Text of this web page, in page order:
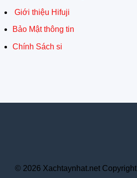
Giới thiệu Hifuji
Bảo Mật thông tin
Chính Sách si
© 2026 Xachtaynhat.net Copyright